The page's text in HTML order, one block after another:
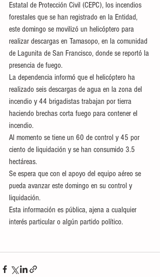
Estatal de Protección Civil (CEPC), los incendios
forestales que se han registrado en la Entidad,
este domingo se movilizó un helicóptero para
realizar descargas en Tamasopo, en la comunidad
de Lagunita de San Francisco, donde se reportó la
presencia de fuego.
La dependencia informó que el helicóptero ha
realizado seis descargas de agua en la zona del
incendio y 44 brigadistas trabajan por tierra
haciendo brechas corta fuego para contener el
incendio.
Al momento se tiene un 60 de control y 45 por
ciento de liquidación y se han consumido 3.5
hectáreas.
Se espera que con el apoyo del equipo aéreo se
pueda avanzar este domingo en su control y
liquidación.
Esta información es pública, ajena a cualquier
interés particular o algún partido político.